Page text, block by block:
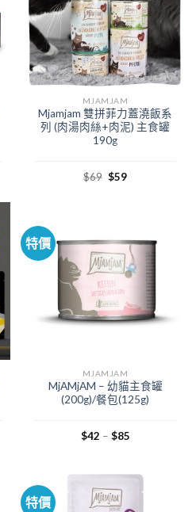
MJAMJAM
Mjamjam 雙拼菲力蓋澆飯系
列 (肉湯肉絲+肉泥) 主食罐
190g
$69 $59
特價
MJAMJAM
MjAMjAM – 幼貓主食罐
(200g)/餐包(125g)
$42 – $85
特價